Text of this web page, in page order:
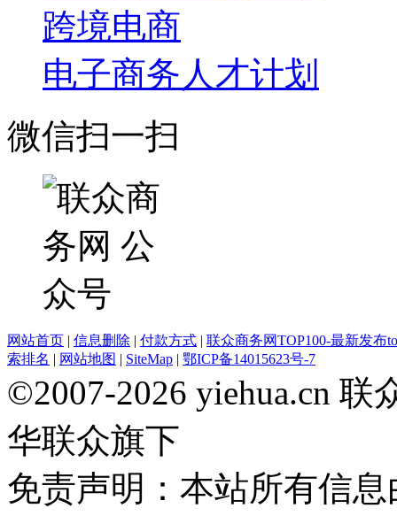
跨境电商
电子商务人才计划
微信扫一扫
网站首页 | 信息删除 | 付款方式 | 联众商务网TOP100-最新发布
索排名 | 网站地图 | SiteMap | 鄂ICP备14015623号-7
©2007-2026 yiehua.cn
华联众旗下
免责声明：本站所有信